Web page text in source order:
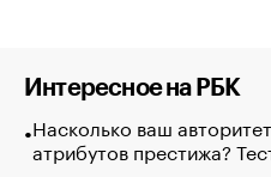
Интересное на РБК
Насколько ваш
атрибутов престижа?